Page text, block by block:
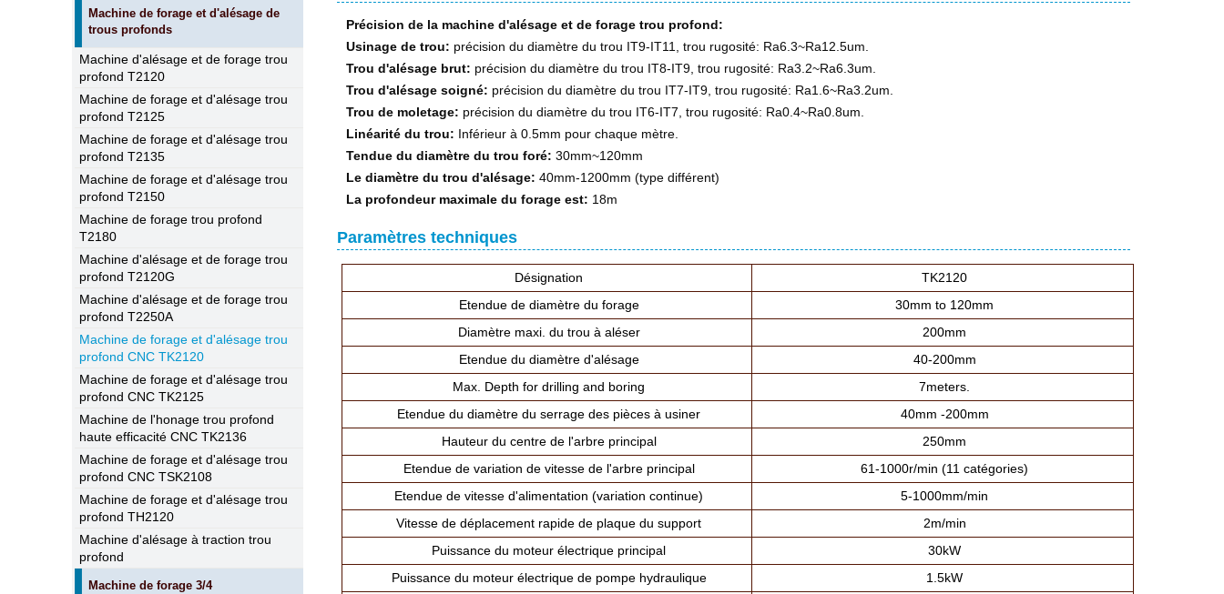
Machine de forage et d'alésage de
trous profonds
Machine d'alésage et de forage trou
profond T2120
Machine de forage et d'alésage trou
profond T2125
Machine de forage et d'alésage trou
profond T2135
Machine de forage et d'alésage trou
profond T2150
Machine de forage trou profond
T2180
Machine d'alésage et de forage trou
profond T2120G
Machine d'alésage et de forage trou
profond T2250A
Machine de forage et d'alésage trou
profond CNC TK2120
Machine de forage et d'alésage trou
profond CNC TK2125
Machine de l'honage trou profond
haute efficacité CNC TK2136
Machine de forage et d'alésage trou
profond CNC TSK2108
Machine de forage et d'alésage trou
profond TH2120
Machine d'alésage à traction trou
profond
Machine de forage 3/4
Précision de la machine d'alésage et de forage trou profond:
Usinage de trou: précision du diamètre du trou IT9-IT11, trou rugosité: Ra6.3~Ra12.5um.
Trou d'alésage brut: précision du diamètre du trou IT8-IT9, trou rugosité: Ra3.2~Ra6.3um.
Trou d'alésage soigné: précision du diamètre du trou IT7-IT9, trou rugosité: Ra1.6~Ra3.2um.
Trou de moletage: précision du diamètre du trou IT6-IT7, trou rugosité: Ra0.4~Ra0.8um.
Linéarité du trou: Inférieur à 0.5mm pour chaque mètre.
Tendue du diamètre du trou foré: 30mm~120mm
Le diamètre du trou d'alésage: 40mm-1200mm (type différent)
La profondeur maximale du forage est: 18m
Paramètres techniques
Désignation
TK2120
Etendue de diamètre du forage
30mm to 120mm
Diamètre maxi. du trou à aléser
200mm
Etendue du diamètre d'alésage
40-200mm
Max. Depth for drilling and boring
7meters.
Etendue du diamètre du serrage des pièces à usiner
40mm -200mm
Hauteur du centre de l'arbre principal
250mm
Etendue de variation de vitesse de l'arbre principal
61-1000r/min (11 catégories)
Etendue de vitesse d'alimentation (variation continue)
5-1000mm/min
Vitesse de déplacement rapide de plaque du support
2m/min
Puissance du moteur électrique principal
30kW
Puissance du moteur électrique de pompe hydraulique
1.5kW